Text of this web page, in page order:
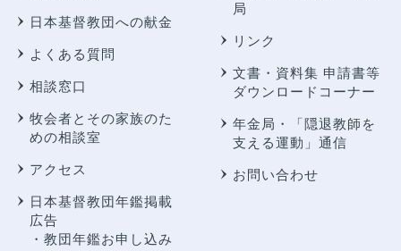
日本基督教団への献金
よくある質問
相談窓口
牧会者とその家族のた
めの相談室
アクセス
日本基督教団年鑑掲載
広告
・教団年鑑お申し込み
局
リンク
文書・資料集 申請書等
ダウンロードコーナー
年金局・
「隠退教師を
支える運動」通信
お問い合わせ